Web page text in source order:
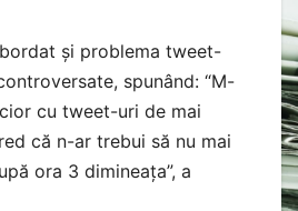
și problema tweet-
spunând: “M-
cu tweet-uri de mai
că n-ar trebui să nu mai
ora 3 dimineața”, a